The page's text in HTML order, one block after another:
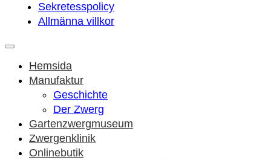
Sekretesspolicy
Allmänna villkor
Hemsida
Manufaktur
Geschichte
Der Zwerg
Gartenzwergmuseum
Zwergenklinik
Onlinebutik